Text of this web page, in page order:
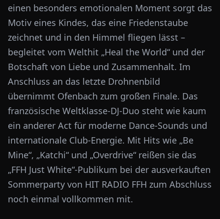
einen besonders emotionalen Moment sorgt das
Motiv eines Kindes, das eine Friedenstaube
zeichnet und in den Himmel fliegen lässt –
begleitet vom Welthit „Heal the World“ und der
Botschaft von Liebe und Zusammenhalt. Im
Anschluss an das letzte Drohnenbild
übernimmt Ofenbach zum großen Finale. Das
französische Weltklasse-DJ-Duo steht wie kaum
ein anderer Act für moderne Dance-Sounds und
internationale Club-Energie. Mit Hits wie „Be
Mine“, „Katchi“ und „Overdrive“ reißen sie das
„FFH Just White“-Publikum bei der ausverkauften
Sommerparty von HIT RADIO FFH zum Abschluss
noch einmal vollkommen mit.